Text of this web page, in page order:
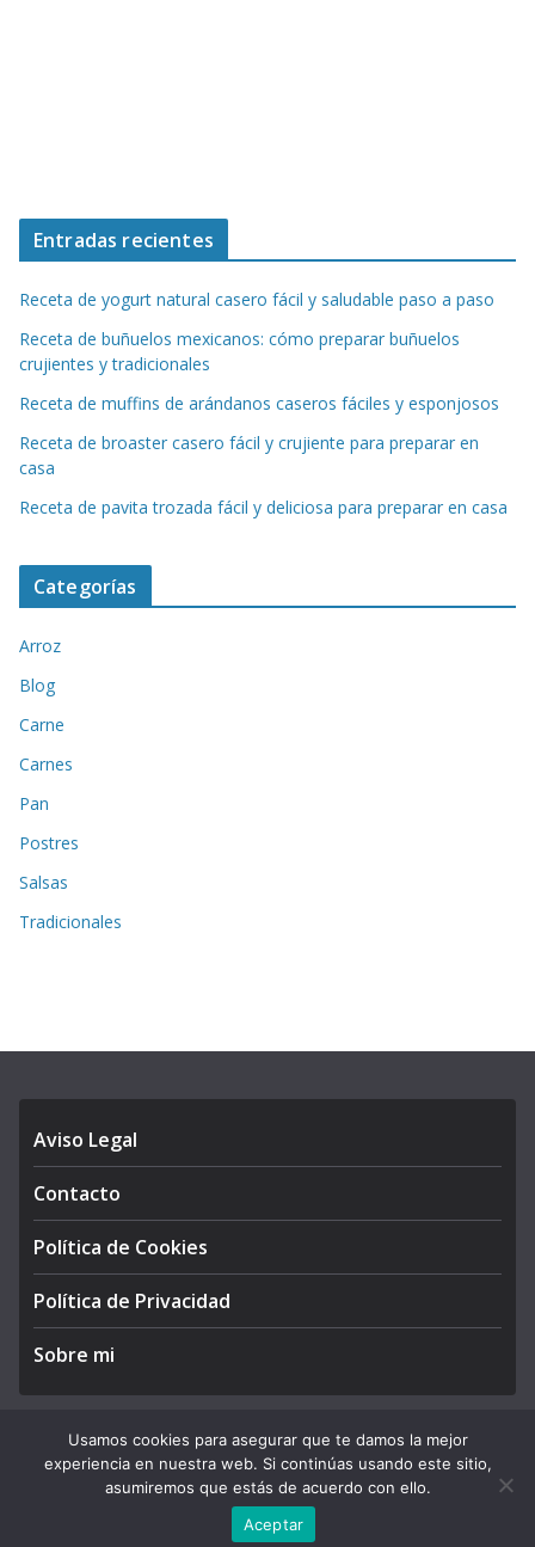
Entradas recientes
Receta de yogurt natural casero fácil y saludable paso a paso
Receta de buñuelos mexicanos: cómo preparar buñuelos
crujientes y tradicionales
Receta de muffins de arándanos caseros fáciles y esponjosos
Receta de broaster casero fácil y crujiente para preparar en
casa
Receta de pavita trozada fácil y deliciosa para preparar en casa
Categorías
Arroz
Blog
Carne
Carnes
Pan
Postres
Salsas
Tradicionales
Aviso Legal
Contacto
Política de Cookies
Política de Privacidad
Sobre mi
Copyright © 2026APEGA Perú. All rights reserved.
by ThemeGrill. Powered by
Usamos cookies para asegurar que te damos la mejor
experiencia en nuestra web. Si continúas usando este sitio,
asumiremos que estás de acuerdo con ello.
Aceptar